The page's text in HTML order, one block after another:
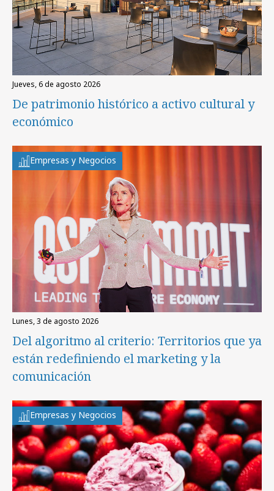
jueves, 6 de agosto 2026
De patrimonio histórico a activo cultural y
económico
Empresas y Negocios
lunes, 3 de agosto 2026
Del algoritmo al criterio: Territorios que ya
están redefiniendo el marketing y la
comunicación
Empresas y Negocios